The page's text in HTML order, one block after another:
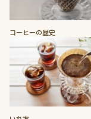
コーヒーの歴史